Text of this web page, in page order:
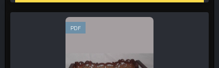
PDF